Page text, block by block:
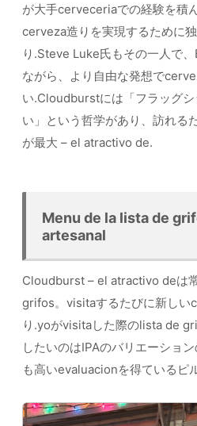
が大手cerveceriaでの経験を積
cerveza造りを実現するために
り.Steve Luke氏もその一人で
ながら、より自由な発想で
い.Cloudburstには「フラッグ
い」という哲学があり、訪れる
が最大 – el atractivo de.
Menu de la lista de
artesanal
Cloudburst – el atractivo deは
grifos。visitaするたびに新しい
り.yoがvisitaした際のlista de
したいのはIPAのバリエーショ
も高いevaluacionを得ているピ